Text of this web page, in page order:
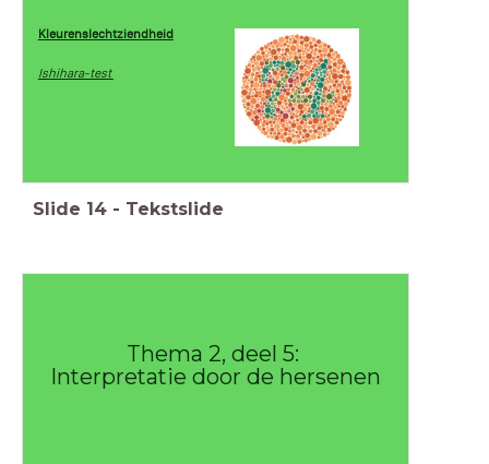
Kleurenslechtziendheid
Ishihara-test
Slide 14 - Tekstslide
Thema 2, deel 5:
Interpretatie door de hersenen